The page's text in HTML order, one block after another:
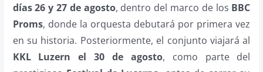
días 26 y 27 de agosto, dentro del marco de los BBC
Proms, donde la orquesta debutará por primera vez
en su historia. Posteriormente, el conjunto viajará al
KKL Luzern el 30 de agosto, como parte del